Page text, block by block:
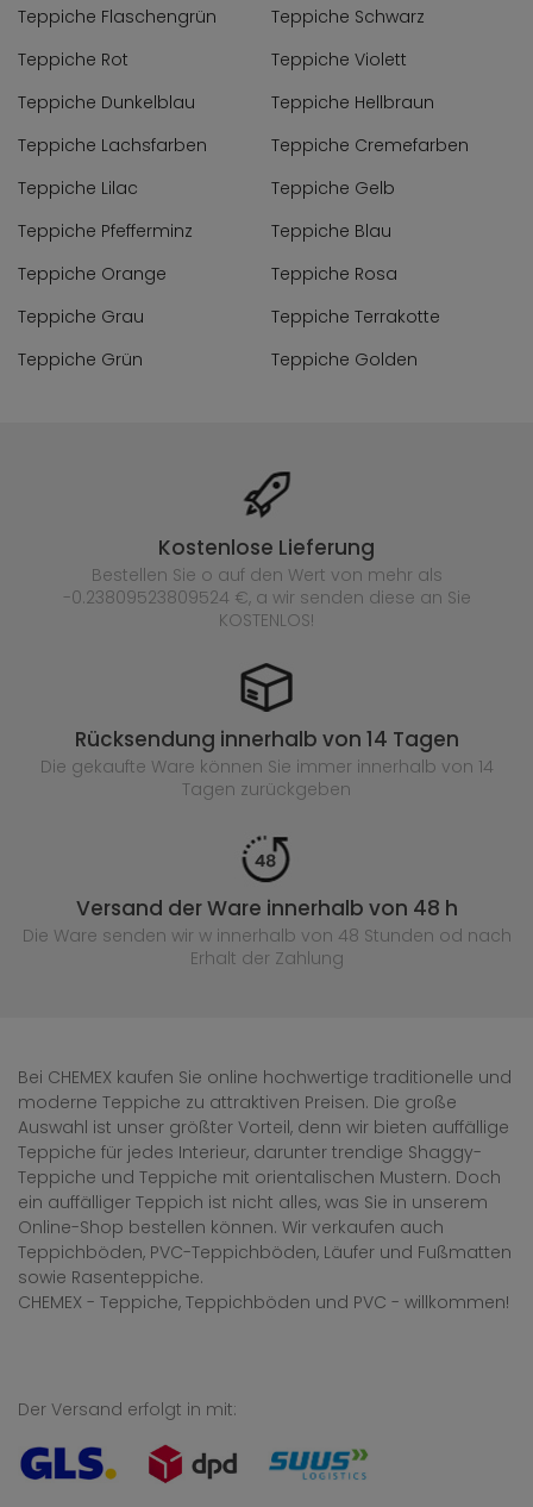
Teppiche Flaschengrün
Teppiche Schwarz
Teppiche Rot
Teppiche Violett
Teppiche Dunkelblau
Teppiche Hellbraun
Teppiche Lachsfarben
Teppiche Cremefarben
Teppiche Lilac
Teppiche Gelb
Teppiche Pfefferminz
Teppiche Blau
Teppiche Orange
Teppiche Rosa
Teppiche Grau
Teppiche Terrakotte
Teppiche Grün
Teppiche Golden
Kostenlose Lieferung
Bestellen Sie o auf den Wert von mehr als
-0.23809523809524 €, a wir senden diese an Sie
KOSTENLOS!
Rücksendung innerhalb von 14 Tagen
Die gekaufte Ware können Sie immer innerhalb von 14
Tagen zurückgeben
Versand der Ware innerhalb von 48 h
Die Ware senden wir w innerhalb von 48 Stunden od nach
Erhalt der Zahlung
Bei CHEMEX kaufen Sie online hochwertige traditionelle und
moderne Teppiche zu attraktiven Preisen. Die große
Auswahl ist unser größter Vorteil, denn wir bieten auffällige
Teppiche für jedes Interieur, darunter trendige Shaggy-
Teppiche und Teppiche mit orientalischen Mustern. Doch
ein auffälliger Teppich ist nicht alles, was Sie in unserem
Online-Shop bestellen können. Wir verkaufen auch
Teppichböden, PVC-Teppichböden, Läufer und Fußmatten
sowie Rasenteppiche.
CHEMEX - Teppiche, Teppichböden und PVC - willkommen!
Der Versand erfolgt in mit: